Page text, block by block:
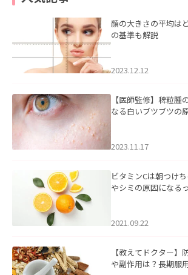
顔の大きさの平均は
の基準も解説
2023.12.12
【医師監修】稗粒腫
なる白いブツブツの
2023.11.17
ビタミンCは朝つけ
やシミの原因になる
2021.09.22
【教えてドクター】
や副作用は？長期服